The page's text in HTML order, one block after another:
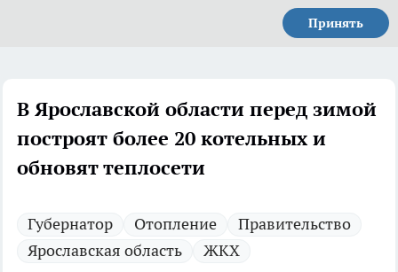
Принять
В Ярославской области перед зимой
построят более 20 котельных и
обновят теплосети
Губернатор Отопление
Правительство
Ярославская область
ЖКХ